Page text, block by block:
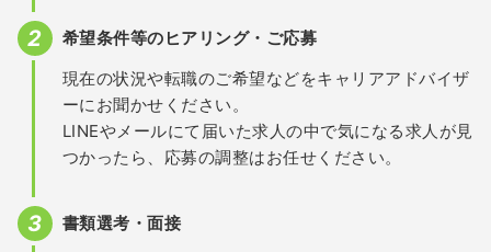
希望条件等のヒアリング・ご応募
現在の状況や転職のご希望などをキャリアアドバイザ
ーにお聞かせください。
LINEやメールにて届いた求人の中で気になる求人が見
つかったら、応募の調整はお任せください。
書類選考・面接